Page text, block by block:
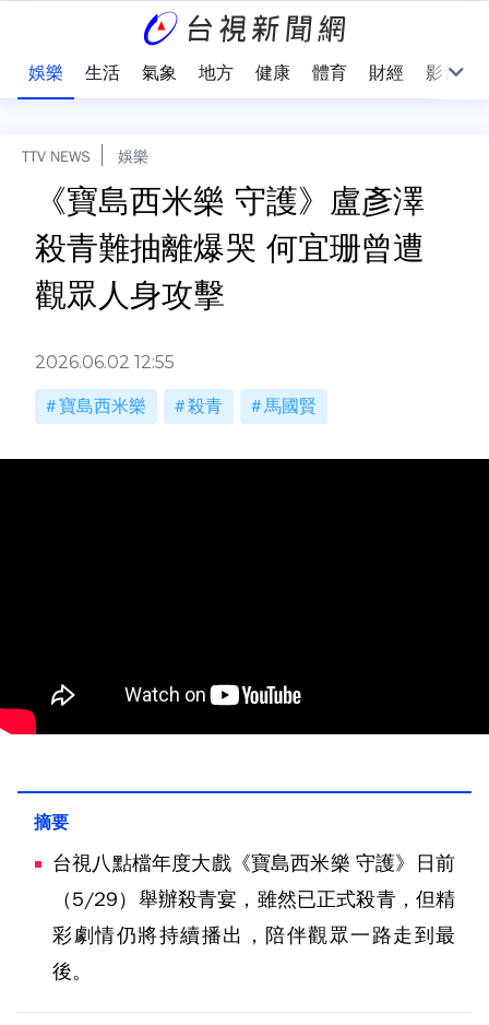
娛樂 生活 氣象 地方 健康 體育 財經 影音
TTV NEWS 娛樂
《寶島西米樂 守護》盧彥澤
殺青難抽離爆哭 何宜珊曾遭
觀眾人身攻擊
2026.06.02 12:55
寶島西米樂 殺青 馬國賢
台視八點檔年度大戲《寶島西米樂 守護》日前
（5/29）舉辦殺青宴，雖然已正式殺青，但精
彩劇情仍將持續播出，陪伴觀眾一路走到最
後。